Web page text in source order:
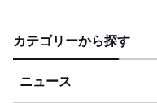
カテゴリーから探す
ニュース